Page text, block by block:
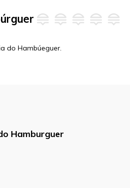
do Hambúeguer.
Hamburguer